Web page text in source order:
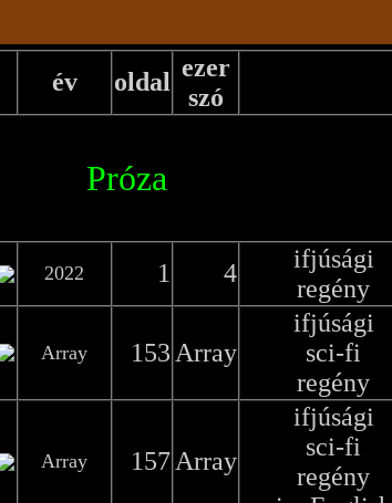
év oldal ezer
szó
Próza
2022 1 4
ifjúsági
regény
Array 153 Array
ifjúsági
sci-fi
regény
Array 157 Array
ifjúsági
sci-fi
regény